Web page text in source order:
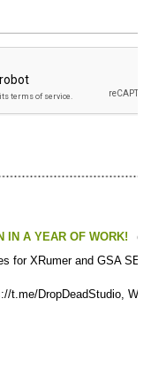
A YEAR OF WORK! (
for XRumer and GSA SER +
t.me/DropDeadStudio, When